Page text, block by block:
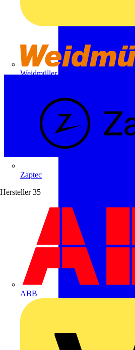
Weidmüller
Zaptec
Hersteller 35
ABB